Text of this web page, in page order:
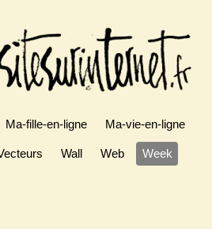
Ma-fille-en-ligne Ma-vie-en-ligne
Wall Web Week